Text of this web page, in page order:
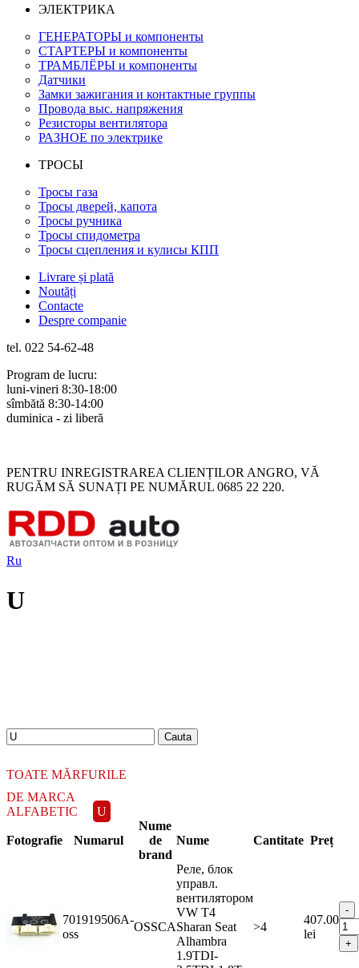
ЭЛЕКТРИКА
ГЕНЕРАТОРЫ и компоненты
СТАРТЕРЫ и компоненты
ТРАМБЛЁРЫ и компоненты
Датчики
Замки зажигания и контактные группы
Провода выс. напряжения
Резисторы вентилятора
РАЗНОЕ по электрике
ТРОСЫ
Тросы газа
Тросы дверей, капота
Тросы ручника
Тросы спидометра
Тросы сцепления и кулисы КПП
Livrare și plată
Noutăți
Contacte
Despre companie
tel. 022 54-62-48
Program de lucru:
luni-vineri 8:30-18:00
sîmbătă 8:30-14:00
duminica - zi liberă
PENTRU INREGISTRAREA CLIENȚILOR ANGRO, VĂ
RUGĂM SĂ SUNAȚI PE NUMĂRUL 0685 22 220.
Ru
U
TOATE MĂRFURILE
DE MARCA
ALFABETIC
U
Fotografie Numarul
Nume
de
brand
Nume Cantitate Preț
701919506A-
oss
OSSCA
Реле, блок
управл.
вентилятором
VW T4
Sharan Seat
Alhambra
1.9TDI-
>4
407.00
lei